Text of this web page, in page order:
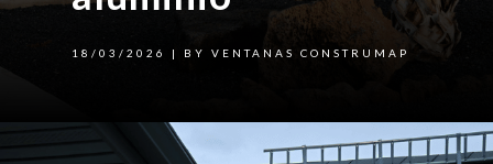
18/03/2026 | BY VENTANAS CONSTRUMAP